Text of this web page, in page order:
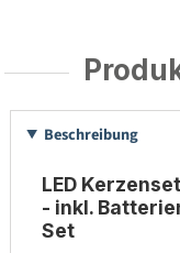
Beschreibung
LED
- inkl.
Set